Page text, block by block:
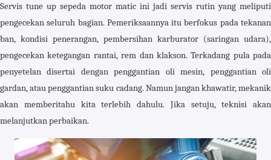
Servis tune up sepeda motor matic ini jadi servis rutin yang meliputi
pengecekan seluruh bagian. Pemeriksaannya itu berfokus pada tekanan
ban, kondisi penerangan, pembersihan karburator (saringan udara),
pengecekan ketegangan rantai, rem dan klakson. Terkadang pula pada
penyetelan disertai dengan penggantian oli mesin, penggantian oli
gardan, atau penggantian suku cadang. Namun jangan khawatir, mekanik
akan memberitahu kita terlebih dahulu. Jika setuju, teknisi akan
melanjutkan perbaikan.